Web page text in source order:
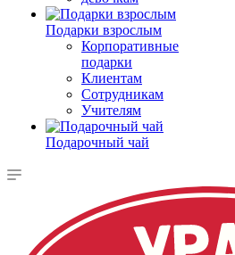
Подарки взрослым
Корпоративные
подарки
Клиентам
Сотрудникам
Учителям
Подарочный чай